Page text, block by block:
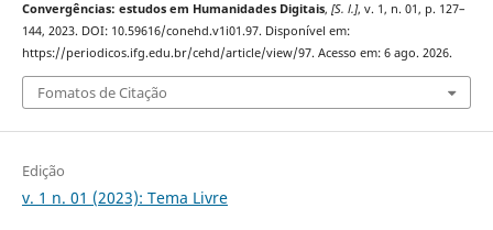
Convergências: estudos em Humanidades Digitais, [S. l.], v. 1, n. 01, p. 127–
144, 2023. DOI: 10.59616/conehd.v1i01.97. Disponível em:
https://periodicos.ifg.edu.br/cehd/article/view/97. Acesso em: 6 ago. 2026.
Fomatos de Citação
Edição
v. 1 n. 01 (2023): Tema Livre